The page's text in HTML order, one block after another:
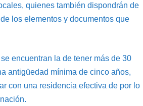
quienes también dispondrán de
los elementos y documentos que
encuentran la de tener más de 30
antigüedad mínima de cinco años,
con una residencia efectiva de por lo